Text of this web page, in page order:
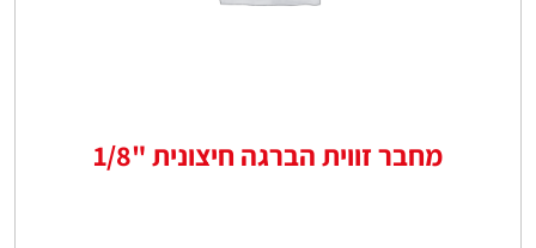
מחבר זווית הברגה חיצונית "1/8